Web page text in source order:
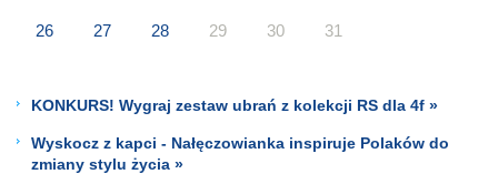
26 27 28 29 30 31
KONKURS! Wygraj zestaw ubrań z kolekcji RS dla 4f »
Wyskocz z kapci - Nałęczowianka inspiruje Polaków do
zmiany stylu życia »